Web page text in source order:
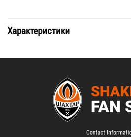
Характеристики
Contact